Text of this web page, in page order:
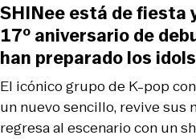
El icónico grupo de K-pop
un nuevo sencillo, revive sus
regresa al escenario con un
SHINee está de fiesta
17º aniversario de
han preparado los idols